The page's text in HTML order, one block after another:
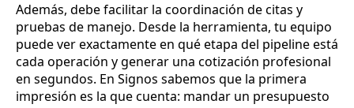
Además, debe facilitar la coordinación de citas y
pruebas de manejo. Desde la herramienta, tu equipo
puede ver exactamente en qué etapa del pipeline está
cada operación y generar una cotización profesional
en segundos. En Signos sabemos que la primera
impresión es la que cuenta: mandar un presupuesto